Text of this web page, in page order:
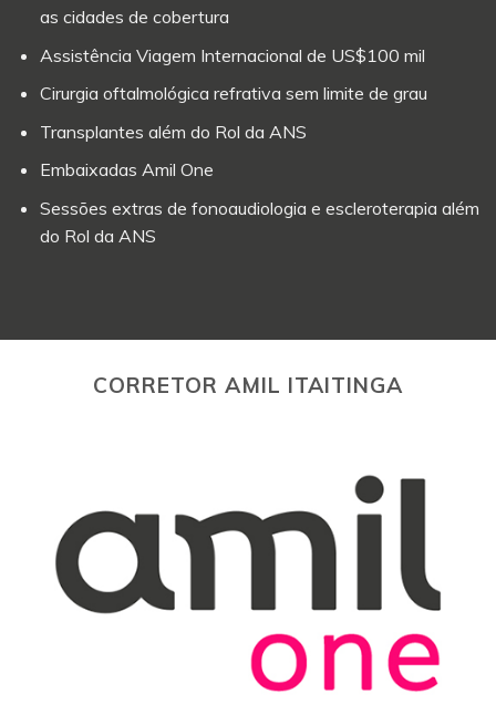
as cidades de cobertura
Assistência Viagem Internacional de US$100 mil
Cirurgia oftalmológica refrativa sem limite de grau
Transplantes além do Rol da ANS
Embaixadas Amil One
Sessões extras de fonoaudiologia e escleroterapia além
do Rol da ANS
CORRETOR AMIL ITAITINGA